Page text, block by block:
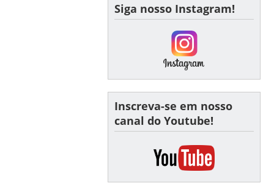
Siga nosso Instagram!
Inscreva-se em nosso
canal do Youtube!